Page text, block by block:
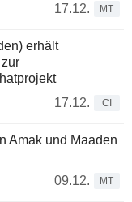
17.12.
MT
erhält
17.12.
CI
Amak und Maaden
09.12.
MT